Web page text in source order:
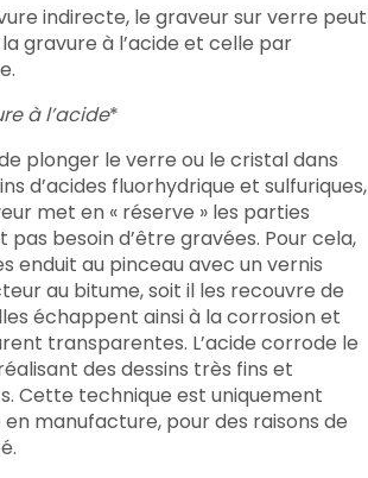
indirecte, le graveur sur verre peut
gravure à l’acide et celle par
à l’acide*
plonger le verre ou le cristal dans
d’acides fluorhydrique et sulfuriques,
met en « réserve » les parties
pas besoin d’être gravées. Pour cela,
enduit au pinceau avec un vernis
au bitume, soit il les recouvre de
échappent ainsi à la corrosion et
transparentes. L’acide corrode le
des dessins très fins et
Cette technique est uniquement
en manufacture, pour des raisons de